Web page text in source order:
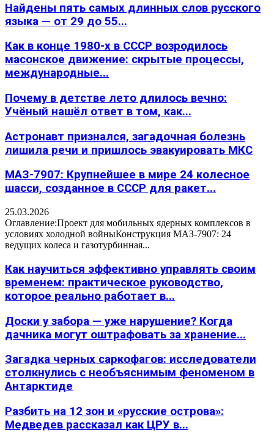
Найдены пять самых длинных слов русского
языка — от 29 до 55...
Как в конце 1980-х в СССР возродилось
масонское движение: скрытые процессы,
международные...
Почему в детстве лето длилось вечно:
Учёный нашёл ответ в том, как...
Астронавт признался, загадочная болезнь
лишила речи и пришлось эвакуировать МКС
МАЗ-7907: Крупнейшее в мире 24 колесное
шасси, созданное в СССР для ракет...
25.03.2026
Оглавление:Проект для мобильных ядерных комплексов в
условиях холодной войныКонструкция МАЗ-7907: 24
ведущих колеса и газотурбинная...
Как научиться эффективно управлять своим
временем: практическое руководство,
которое реально работает в...
Доски у забора — уже нарушение? Когда
дачника могут оштрафовать за хранение...
Загадка черных саркофагов: исследователи
столкнулись с необъяснимым феноменом в
Антарктиде
Разбить на 12 зон и «русские острова»:
Медведев рассказал как ЦРУ в...